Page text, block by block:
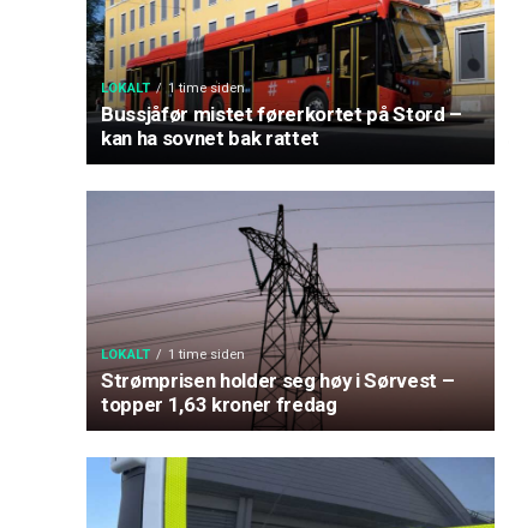
LOKALT 1 time siden
Bussjåfør mistet førerkortet på Stord –
kan ha sovnet bak rattet
LOKALT 1 time siden
Strømprisen holder seg høy i Sørvest –
topper 1,63 kroner fredag